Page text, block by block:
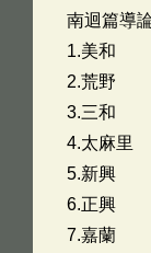
南迴篇導
1.美和
2.荒野
3.三和
4.太麻里
5.新興
6.正興
7.嘉蘭